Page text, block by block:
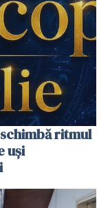
ritmul
uși